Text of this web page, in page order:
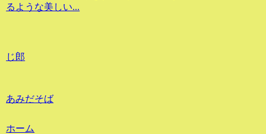
るような美しい...
じ郎
あみだそば
ホーム